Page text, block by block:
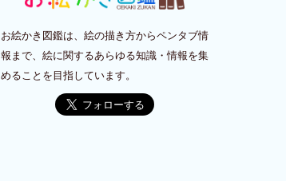
お絵かき図鑑は、絵の描き方からペンタブ情
報まで、絵に関するあらゆる知識・情報を集
めることを目指しています。